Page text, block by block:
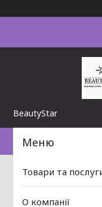
BeautyStar
Товари та
О компанії